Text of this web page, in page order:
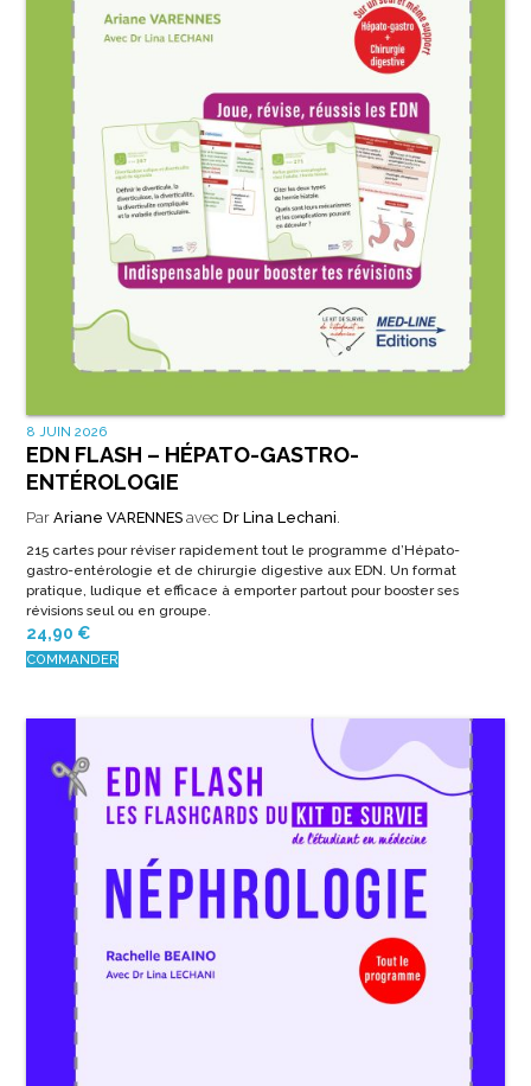
8 JUIN 2026
EDN FLASH – HÉPATO-GASTRO-
ENTÉROLOGIE
Par Ariane VARENNESavec Dr Lina Lechani
215 cartes pour réviser rapidement tout le programme d’Hépato-
gastro-entérologie et de chirurgie digestive aux EDN. Un format
pratique, ludique et efficace à emporter partout pour booster ses
révisions seul ou en groupe.
24,90 €
COMMANDER